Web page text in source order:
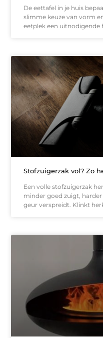
De eettafel in je huis
slimme keuze van vorm
eetplek een uitnodigende
Stofzuigerzak vol? Zo
Een volle stofzuigerzak
minder goed zuigt,
geur verspreidt. Klinkt